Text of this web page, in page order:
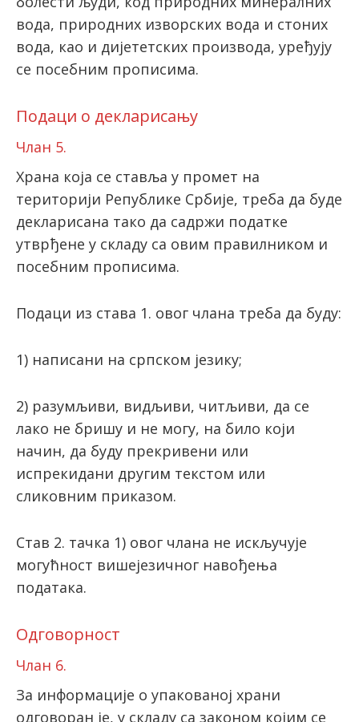
вода, природних изворских вода и стоних
вода, као и дијететских производа, уређују
се посебним прописима.
Подаци о декларисању
Члан 5.
Храна која се ставља у промет на
територији Републике Србије, треба да буде
декларисана тако да садржи податке
утврђене у складу са овим правилником и
посебним прописима.
Подаци из става 1. овог члана треба да буду:
1) написани на српском језику;
2) разумљиви, видљиви, читљиви, да се
лако не бришу и не могу, на било који
начин, да буду прекривени или
испрекидани другим текстом или
сликовним приказом.
Стaв 2. тачка 1) овог члана нe искључуje
мoгућнoст вишejeзичнoг нaвoђeњa
пoдaтaкa.
Одговорност
Члан 6.
За информације о упакованој храни
одговоран је, у складу са законом којим се